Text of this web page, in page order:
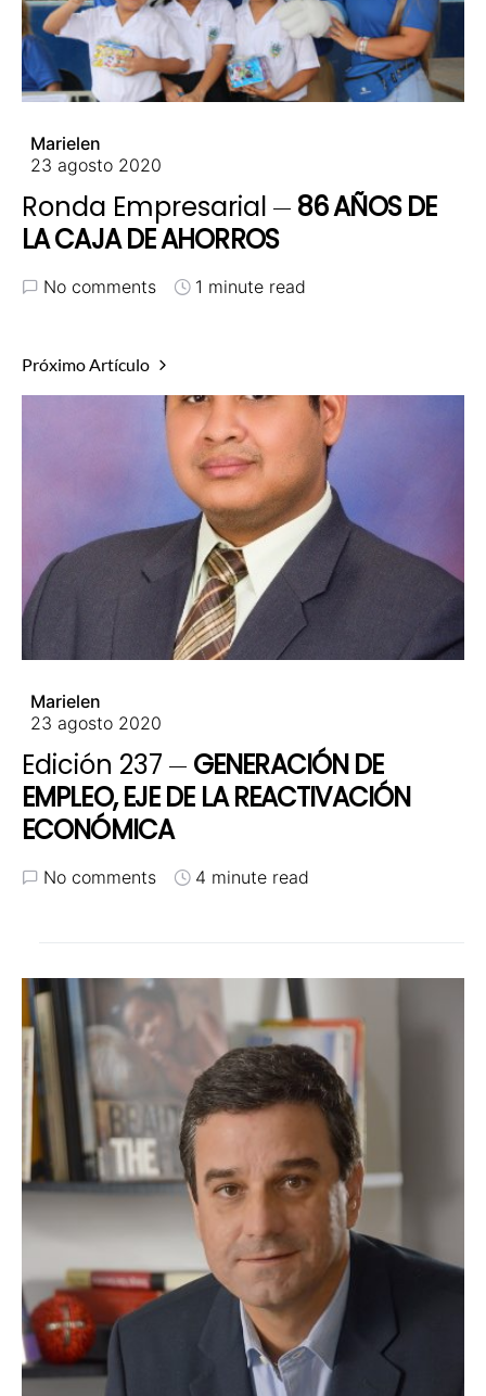
Marielen
23 agosto 2020
Ronda Empresarial
86 AÑOS DE
LA CAJA DE AHORROS
No comments 1 minute read
Próximo Artículo
Marielen
23 agosto 2020
Edición 237
GENERACIÓN DE
EMPLEO, EJE DE LA REACTIVACIÓN
ECONÓMICA
No comments 4 minute read